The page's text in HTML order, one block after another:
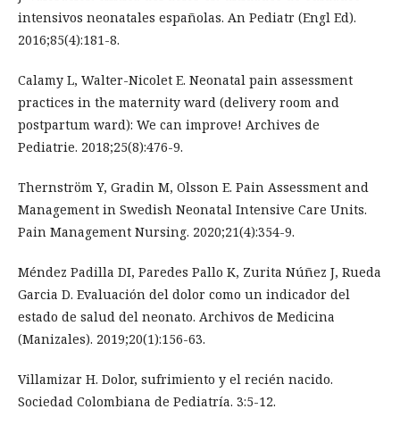
intensivos neonatales españolas. An Pediatr (Engl Ed).
2016;85(4):181-8.
Calamy L, Walter-Nicolet E. Neonatal pain assessment
practices in the maternity ward (delivery room and
postpartum ward): We can improve! Archives de
Pediatrie. 2018;25(8):476-9.
Thernström Y, Gradin M, Olsson E. Pain Assessment and
Management in Swedish Neonatal Intensive Care Units.
Pain Management Nursing. 2020;21(4):354-9.
Méndez Padilla DI, Paredes Pallo K, Zurita Núñez J, Rueda
Garcia D. Evaluación del dolor como un indicador del
estado de salud del neonato. Archivos de Medicina
(Manizales). 2019;20(1):156-63.
Villamizar H. Dolor, sufrimiento y el recién nacido.
Sociedad Colombiana de Pediatría. 3:5-12.